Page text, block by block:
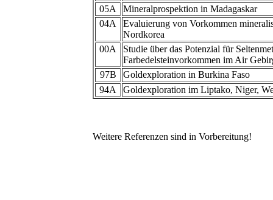
05A
Mineralprospektion in Madagaskar
04A
Evaluierung von Vorkommen
Nordkorea
00A
Studie über das Potenzial für
Farbedelsteinvorkommen im Air
97B
Goldexploration in Burkina Faso
94A
Goldexploration im Liptako, Niger,
Weitere Referenzen sind in Vorbereitung!